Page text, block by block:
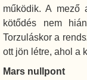
működik. A mező
kötődés nem
Torzuláskor a
ott jön létre, ahol a
Mars nullpont